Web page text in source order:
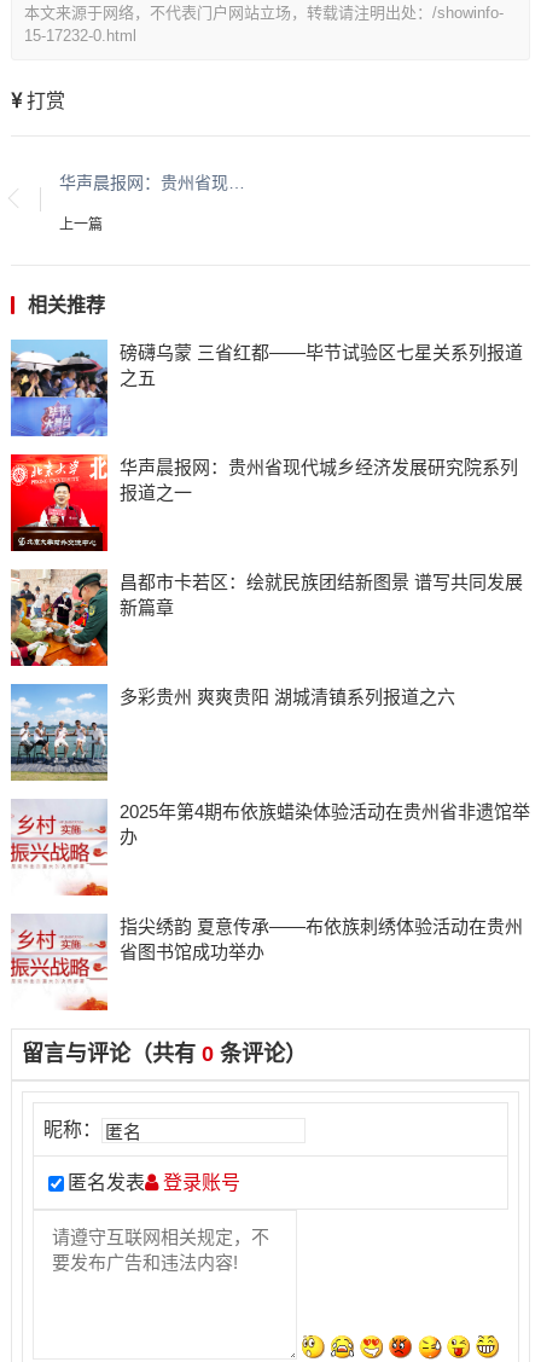
本文来源于网络，不代表门户网站立场，转载请注明出处：/showinfo-
15-17232-0.html
打赏
华声晨报网：贵州省现代城乡经济发展研究院系列报道之一
上一篇
相关推荐
磅礴乌蒙 三省红都——毕节试验区七星关系列报道
之五
华声晨报网：贵州省现代城乡经济发展研究院系列
报道之一
昌都市卡若区：绘就民族团结新图景 谱写共同发展
新篇章
多彩贵州 爽爽贵阳 湖城清镇系列报道之六
2025年第4期布依族蜡染体验活动在贵州省非遗馆举
办
指尖绣韵 夏意传承——布依族刺绣体验活动在贵州
省图书馆成功举办
留言与评论（共有 0条评论）
昵称：
匿名发表 登录账号